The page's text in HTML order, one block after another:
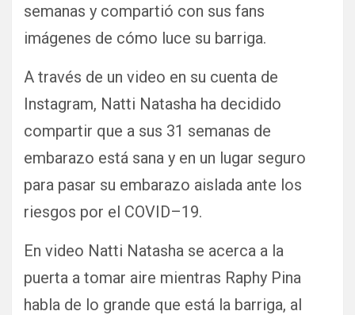
semanas y compartió con sus fans
imágenes de cómo luce su barriga.
A través de un video en su cuenta de
Instagram, Natti Natasha ha decidido
compartir que a sus 31 semanas de
embarazo está sana y en un lugar seguro
para pasar su embarazo aislada ante los
riesgos por el COVID–19.
En video Natti Natasha se acerca a la
puerta a tomar aire mientras Raphy Pina
habla de lo grande que está la barriga, al